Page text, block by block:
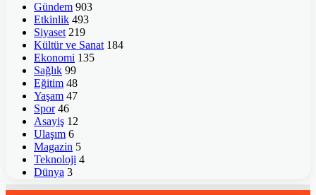
Gündem 903
Etkinlik 493
Siyaset 219
Kültür ve Sanat 184
Ekonomi 135
Sağlık 99
Eğitim 48
Yaşam 47
Spor 46
Asayiş 12
Ulaşım 6
Magazin 5
Teknoloji 4
Dünya 3